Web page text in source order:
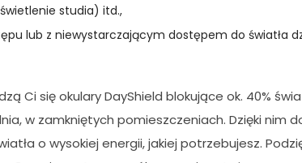
studia) itd.,
lub z niewystarczającym dostępem do światła
Ci się okulary DayShield blokujące ok. 40%
w zamkniętych pomieszczeniach. Dzięki nim
o wysokiej energii, jakiej potrzebujesz.